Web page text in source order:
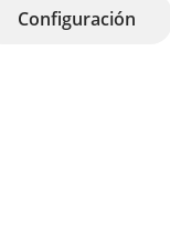
Configuración